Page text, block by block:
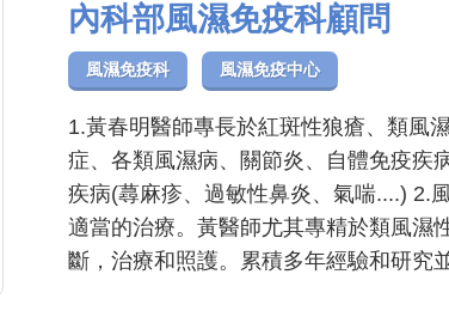
內科部風濕免疫科顧問
風濕免疫科 風濕免疫中心
1.黃春明醫師專長於紅斑性狼瘡、類風
症、各類風濕病、關節炎、自體免疫
疾病(蕁麻疹、過敏性鼻炎、氣喘....) 2.
適當的治療。黃醫師尤其專精於類風濕
斷，治療和照護。累積多年經驗和研究